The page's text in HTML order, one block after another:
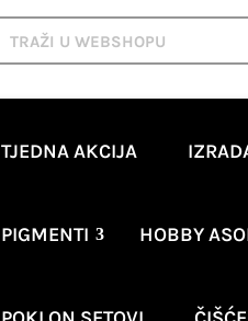
TJEDNA AKCIJA
PIGMENTI HOBBY